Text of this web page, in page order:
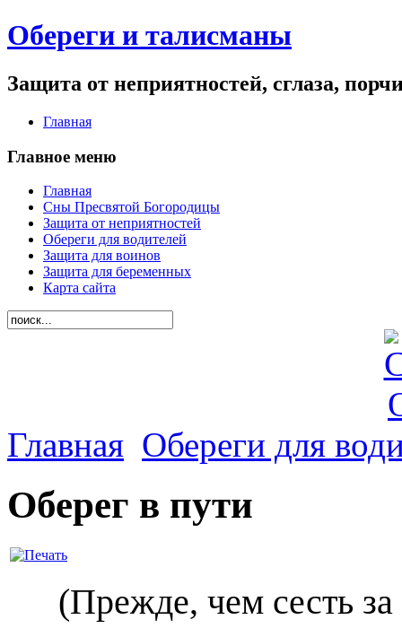
Обереги и талисманы
Защита от неприятностей, сглаза,
Главная
Главное меню
Главная
Сны Пресвятой Богородицы
Защита от неприятностей
Обереги для водителей
Защита для воинов
Защита для беременных
Карта сайта
Главная Обереги для
Оберег в пути
(Прежде, чем сесть за